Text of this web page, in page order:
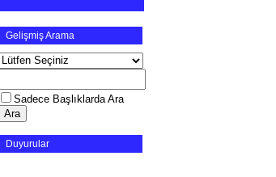
Gelişmiş Arama
Sadece Başlıklarda Ara
Duyurular